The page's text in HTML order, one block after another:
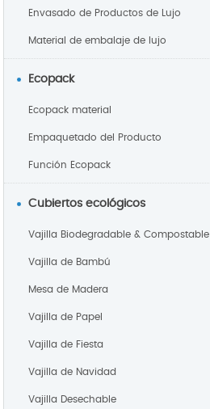
Envasado de Productos de Lujo
Material de embalaje de lujo
Ecopack
Ecopack material
Empaquetado del Producto
Función Ecopack
Cubiertos ecológicos
Vajilla Biodegradable & Compostable
Vajilla de Bambú
Mesa de Madera
Vajilla de Papel
Vajilla de Fiesta
Vajilla de Navidad
Vajilla Desechable